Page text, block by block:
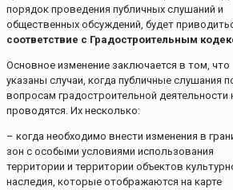
порядок проведения публичных слушаний и
общественных обсуждений, будет
соответствие с Градостроительным
Основное изменение заключается в том, что
указаны случаи, когда публичные слушания
вопросам градостроительной деятельности
проводятся. Их несколько:
– когда необходимо внести изменения в
зон с особыми условиями использования
территории и территории объектов
наследия, которые отображаются на карте